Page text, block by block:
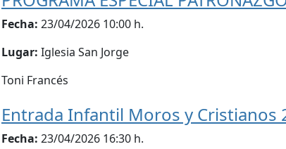
Fecha: 23/04/2026 10:00 h.
Lugar: Iglesia San Jorge
Toni Francés
Entrada Infantil Moros y Cristianos
Fecha: 23/04/2026 16:30 h.